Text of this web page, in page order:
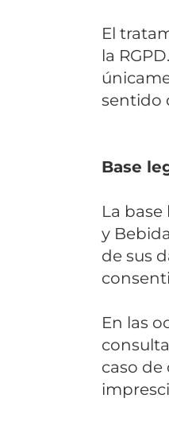
El
la
sentido
Base
La
y
de sus
En las
caso